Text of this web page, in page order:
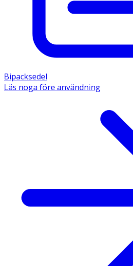
Bipacksedel
Läs noga före användning